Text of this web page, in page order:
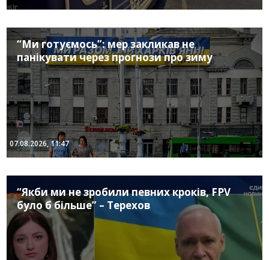
“Ми готуємось”: мер закликав не
панікувати через прогнози про зиму
07.08.2026, 11:47
“Якби ми не зробили певних кроків, FPV
було б більше” – Терехов